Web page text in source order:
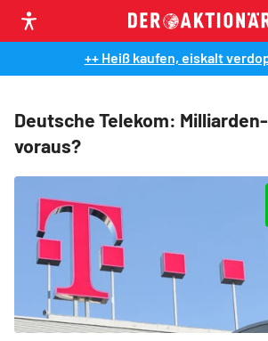
++ Heiß kaufen, eiskalt
Deutsche Telekom:
voraus?